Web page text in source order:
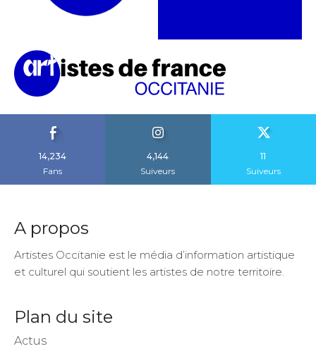
14,234
Fans
4,144
Suiveurs
11
Suiveurs
A propos
Artistes Occitanie est le média d’information artistique
et culturel qui soutient les artistes de notre territoire.
Plan du site
Actus